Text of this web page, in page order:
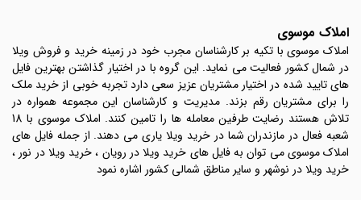
املاک موسوی
املاک موسوی با تکیه بر کارشناسان مجرب خود در زمینه خرید و فروش ویلا
در شمال کشور فعالیت می نماید. این گروه با در اختیار گذاشتن بهترین فایل
های تایید شده در اختیار مشتریان عزیز سعی دارد تجربه خوبی از خرید ملک
را برای مشتریان رقم بزند. مدیریت و کارشناسان این مجموعه همواره در
تلاش هستند رضایت طرفین معامله ها را تامین کنند. املاک موسوی با 18
شعبه فعال در مازندران شما در خرید ویلا یاری می دهند. از جمله فایل های
املاک موسوی می توان به فایل های خرید ویلا در رویان ، خرید ویلا در نور ،
خرید ویلا در نوشهر و سایر مناطق شمالی کشور اشاره نمود